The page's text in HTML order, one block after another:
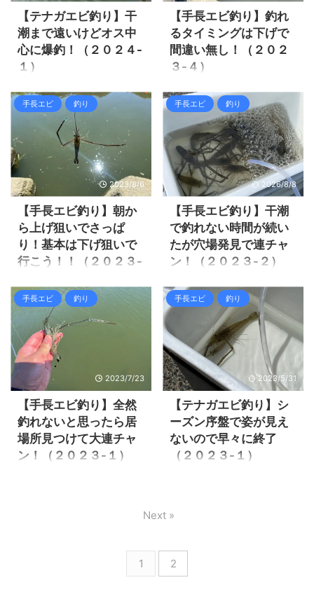
出来る様に、道具の準備・季
節・ポイント・釣り方などを
まとめてみました。 テナガエ
ビ釣りに必要な道具 テナガエ
テトラ帯の陰などを釣ります
ので、遠投は不要でリールも
不要なので、のべ竿を使いま
す。 のべ竿の長さは１．２ｍ
～２ ...
十分な爆釣でした。 しかも今
回は新たなお手軽な餌でやっ
てみましたが、この餌がかな
りコスパが良く反応が良かっ
たです！ それでは釣行の様子
エビ釣り新たなコスパ餌で爆
釣モード！ そろそろテナガエ
ビが釣れるだろうと思うが、
キスがイマイチ釣れて無さそ
うなのです。 私の場合キ ...
【テナガエビ釣り】干
潮まで遠いけどオス中
心に爆釣！（２０２４-
１）
いと言う事で、当日は早朝キ
ス釣りの後テナガエビ釣りへ
行ってみました。 キス釣りも
まずまずの釣果だったのです
が、渋くなって来たし暑さに
耐えれず終了しました。
https://zaltz.blog/kiss-
fishing-2024-5/ 早朝キス釣り
干潮までまだまだ遠い時間帯
で潮位が有るので心配しまし
たが、オスを中心に良い感じ
で釣れてくれました。 それで
ょう。 テナガエビ釣り水深が
有り姿は見えないがオスが連
発！ テナガエビは干潮が釣り
易いと聞くので、干潮 ...
【手長エビ釣り】釣れ
るタイミングは下げで
間違い無し！（２０２
３-４）
気持ち良く釣れない。 前回は
初めて干潮からの上げ狙いで
やってきましたが、全くと言
っていいほどアタリが無く釣
れない。
https://zaltz.blog/macrobrac
hium-2023-3/ 前回手長エビ釣
行 過去を振り返るとずっと下
げで手長エビ釣りに来ている
ので、このポイントとしては
下げ狙いが良いのだろう。 前
回の失敗を教訓に、今回は下
ビ釣りに出掛けました。 結果
としては前回に比べると断然
アタリが多く、それなりに楽
しめました♪ それでは釣行の様
子 ...
手長エビ 釣り
2023/8/6
【手長エビ釣り】朝か
ら上げ狙いでさっぱ
り！基本は下げ狙いで
行こう！！（２０２３-
前回の手長エビ釣りは娘が初
のチャレンジでしたが、干潮
のタイミングだった事も有り
水深が無く、手長エビの姿が
全く無く苦戦した。
https://zaltz.blog/macrobrac
hium-2023-2/ 前回の手長エビ
釣り 娘としてはすぐに次はい
つ行くのか？と聞いてくる位
のドハマり(笑) 今回は朝から
キス釣りをしてから、余った
石ゴカイで手長エビ釣りをし
手長エビ 釣り
2026/8/8
【手長エビ釣り】干潮
で釣れない時間が続い
たが穴場発見で連チャ
ン！（２０２３-２）
て、はじめはいまいちでした
が、居場所さえ見つければ大
連チャンになって大漁でし
た。
https://zaltz.blog/macrobrac
hium-2023-1-2/ 前回の手長エ
ビ釣り 昨年娘に手長エビ釣り
の話をしたらとても行きたが
っており、今年もずっとまだ
手長エビは釣れないのか！？
と言っていました。 前回手長
エビがばっちり釣れる事は確
見しました！ それでは釣行の
手長エビ 釣り
2023/7/23
【手長エビ釣り】全然
釣れないと思ったら居
場所見つけて大連チャ
ン！（２０２３-１）
使って手長エビ釣りへ行って
さいのであまり行く気がせ
手長エビ 釣り
2023/5/31
【テナガエビ釣り】シ
ーズン序盤で姿が見え
ないので早々に終了
（２０２３-１）
私の場合テナガエビと言えば
ってする釣りの為、今年初キ
ス釣りに行った後テナガエビ
も行ってみました。
1 2
Next »